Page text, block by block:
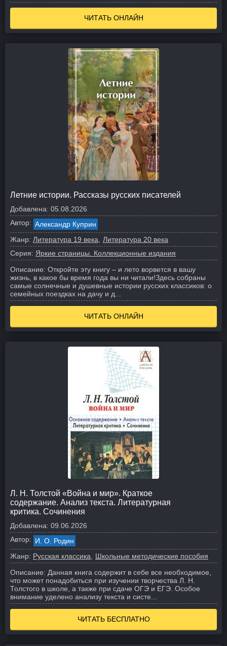
ЧИТАТЬ ОНЛАЙН
Летние истории. Рассказы русских писателей
Добавлена: 05.08.2026
Автор: Александр Куприн
Жанр: Литература 19 века
Литература 20 века
Серия: Яркие страницы. Коллекционные издания
Описание: Откройте эту книгу – и лето ворвется в вашу
жизнь, в какое бы время года вы ни читали!Здесь собраны
самые солнечные и душевные истории русских классиков: о
семейных поездках на дачу и д...
ЧИТАТЬ ОНЛАЙН
Л. Н. Толстой «Война и мир». Краткое
содержание. Анализ текста. Литературная
критика. Сочинения
Добавлена: 09.06.2026
Автор: И. О. Родин
Жанр: Русская классика
Школьные методические пособия
Описание: Данная книга содержит в себе все необходимое,
что может понадобиться при изучении творчества Л. Н.
Толстого в школе, а также при сдаче ОГЭ и ЕГЭ. Особое
внимание уделено анализу текста и систе...
ЧИТАТЬ БЕСПЛАТНО